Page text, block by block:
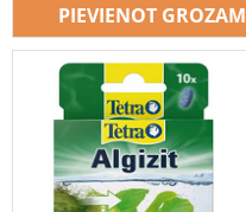
PIEVIENOT GROZAM